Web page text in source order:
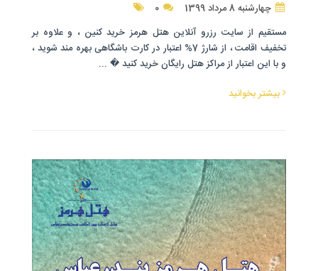
چهارشنبه 8 مرداد 1399
مستقیم از سایت رزرو آنلاین هتل هرمز خرید کنین ، و علاوه بر
تخفیف اقامت ، از شارژ 7% اعتبار در کارت باشگاهی بهره مند شوید ،
و با این اعتبار از مراکز هتل رایگان خرید کنید � ...
بیشتر بخوانید